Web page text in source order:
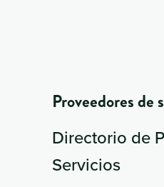
Proveedores de
Directorio de
Servicios